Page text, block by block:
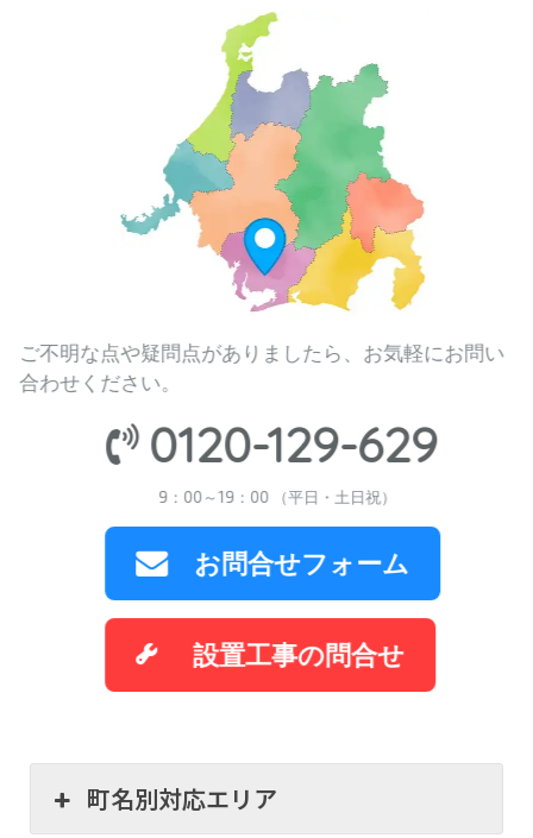
ご不明な点や疑問点がありましたら、お気軽にお問い
合わせください。
0120-129-629
9：00～19：00 （平日・土日祝）
お問合せフォーム
設置工事の問合せ
町名別対応エリア